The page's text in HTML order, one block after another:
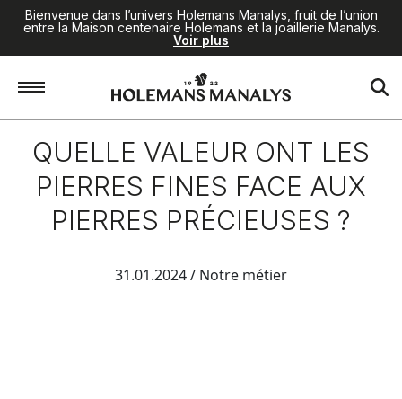
Bienvenue dans l’univers Holemans Manalys, fruit de l’union
entre la Maison centenaire Holemans et la joaillerie Manalys.
Voir plus
QUELLE VALEUR ONT LES
PIERRES FINES FACE AUX
PIERRES PRÉCIEUSES ?
31.01.2024/ Notre métier